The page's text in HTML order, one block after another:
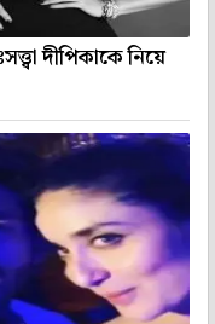
দীপিকাকে নিয়ে